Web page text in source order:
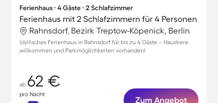
Ferienhaus ∙ 4 Gäste ∙ 2 Schlafzimmer
Ferienhaus mit 2 Schlafzimmern für 4 Personen
Rahnsdorf, Bezirk Treptow-Köpenick, Berlin
Idyllisches Ferienhaus in Rahnsdorf für bis zu 4 Gäste – Haustiere
willkommen und Parkmöglichkeiten vorhanden!
ab 62 €
pro Nacht
Zum Angebot